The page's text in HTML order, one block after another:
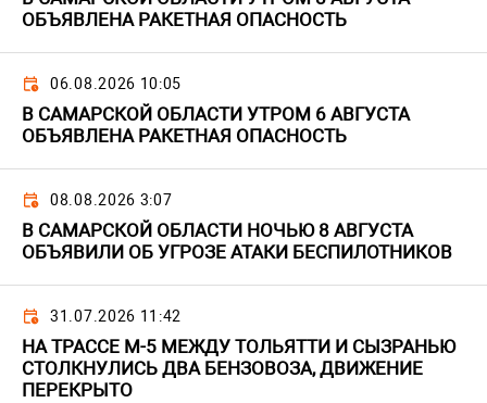
ОБЪЯВЛЕНА РАКЕТНАЯ ОПАСНОСТЬ
06.08.2026 10:05
В САМАРСКОЙ ОБЛАСТИ УТРОМ 6 АВГУСТА
ОБЪЯВЛЕНА РАКЕТНАЯ ОПАСНОСТЬ
08.08.2026 3:07
В САМАРСКОЙ ОБЛАСТИ НОЧЬЮ 8 АВГУСТА
ОБЪЯВИЛИ ОБ УГРОЗЕ АТАКИ БЕСПИЛОТНИКОВ
31.07.2026 11:42
НА ТРАССЕ М-5 МЕЖДУ ТОЛЬЯТТИ И СЫЗРАНЬЮ
СТОЛКНУЛИСЬ ДВА БЕНЗОВОЗА, ДВИЖЕНИЕ
ПЕРЕКРЫТО